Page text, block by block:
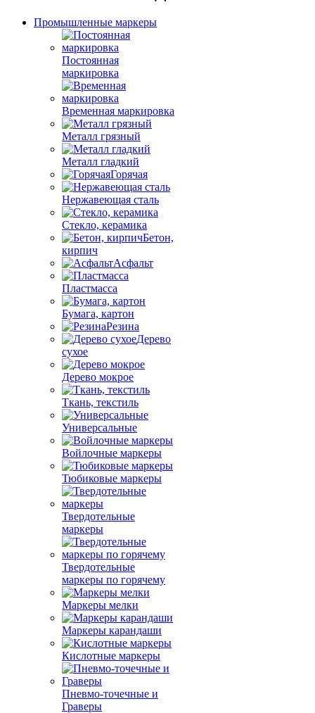
Промышленные маркеры
Постоянная
маркировка
Временная маркировка
Металл грязный
Металл гладкий
Горячая
Нержавеющая сталь
Стекло, керамика
Бетон,
кирпич
Асфальт
Пластмасса
Бумага, картон
Резина
Дерево
сухое
Дерево мокрое
Ткань, текстиль
Универсальные
Войлочные маркеры
Тюбиковые маркеры
Твердотельные
маркеры
Твердотельные
маркеры по горячему
Маркеры мелки
Маркеры карандаши
Кислотные маркеры
Пневмо-точечные и
Граверы